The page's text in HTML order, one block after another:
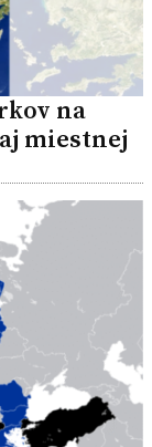
na
miestnej